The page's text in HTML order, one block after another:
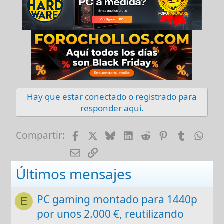
s
Hay que estar conectado o registrado para
responder aquí.
Compartir: FacebookBlueskyLinkedIn
RedditPinterest
Tumblr
E-mailEnlace
Últimos mensajes
E
PC gaming montado para 1440p
por unos 2.000 €, reutilizando